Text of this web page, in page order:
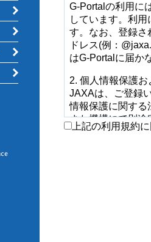
G-Portalの利用に
しています。利
す。なお、登録さ
ドレス(例：
はG-Portalに届か
2. 個人情報保護
JAXAは、ご登録
情報保護に関する
また機構にて別
ださい。
上記の利用規約